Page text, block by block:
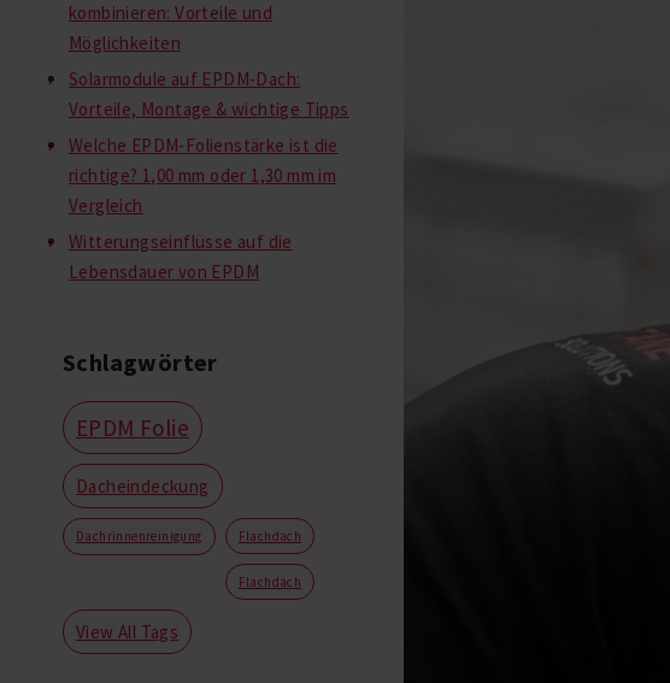
kombinieren: Vorteile und
Möglichkeiten
Solarmodule auf EPDM-Dach:
Vorteile, Montage & wichtige Tipps
Welche EPDM-Folienstärke ist die
richtige? 1,00 mm oder 1,30 mm im
Vergleich
Witterungseinflüsse auf die
Lebensdauer von EPDM
Schlagwörter
EPDM Folie
Dacheindeckung
Dachrinnenreinigung Flachdach
Flachdach
View All Tags